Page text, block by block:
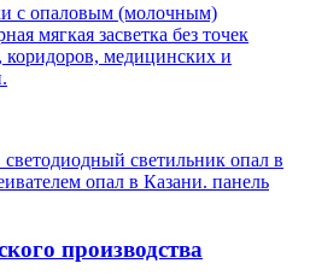
с опаловым (молочным)
мягкая засветка без точек
медицинских и
светильник опал в
опал в Казани. панель
производства